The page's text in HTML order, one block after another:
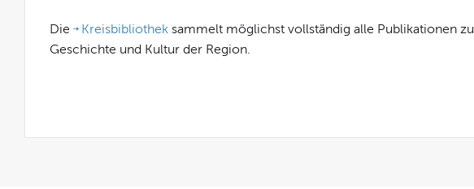
Die Kreisbibliothek sammelt möglichst vollständig alle Publikationen zu
Geschichte und Kultur der Region.